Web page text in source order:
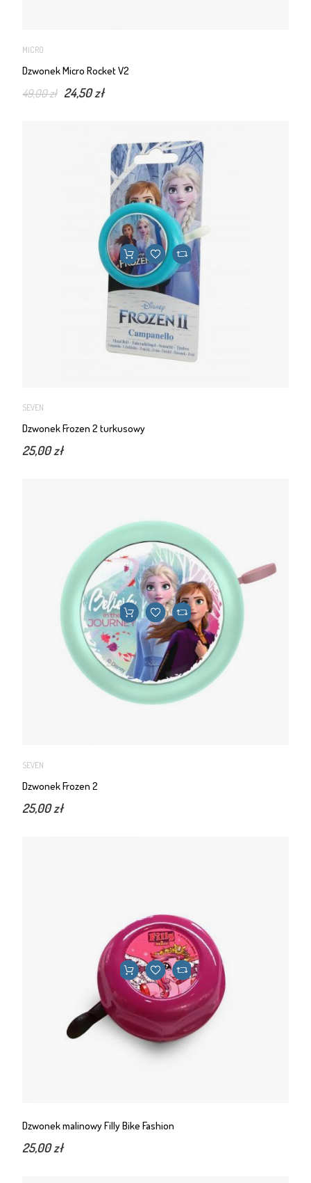
MICRO
Dzwonek Micro Rocket V2
49,00 zł 24,50 zł
SEVEN
Dzwonek Frozen 2 turkusowy
25,00 zł
SEVEN
Dzwonek Frozen 2
25,00 zł
Dzwonek malinowy Filly Bike Fashion
25,00 zł